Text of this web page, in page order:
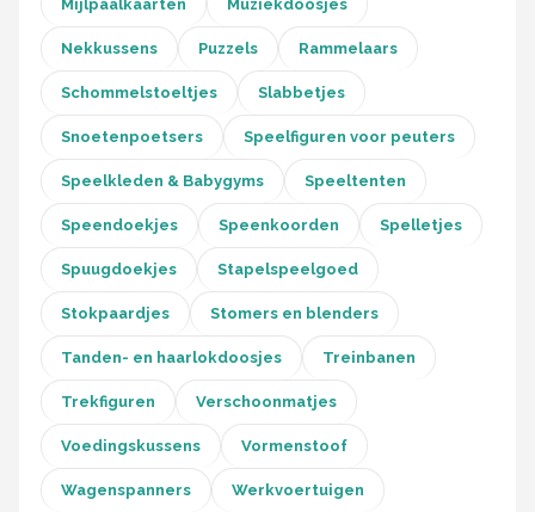
Mijlpaalkaarten Muziekdoosjes
Nekkussens Puzzels Rammelaars
Schommelstoeltjes Slabbetjes
Snoetenpoetsers Speelfiguren voor peuters
Speelkleden & Babygyms Speeltenten
Speendoekjes Speenkoorden Spelletjes
Spuugdoekjes Stapelspeelgoed
Stokpaardjes Stomers en blenders
Tanden- en haarlokdoosjes Treinbanen
Trekfiguren Verschoonmatjes
Voedingskussens Vormenstoof
Wagenspanners Werkvoertuigen